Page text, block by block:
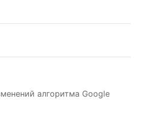
алгоритма Google